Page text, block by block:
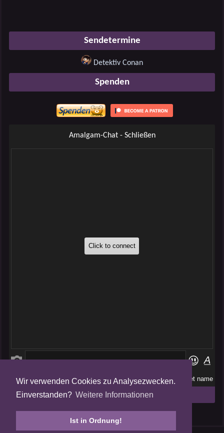
Wir verwenden Cookies zu Analysezwecken.
Einverstanden? Weitere Informationen
Ist in Ordnung!
Sendetermine
Detektiv Conan
Spenden
Amalgam-Chat - Schließen
Folge uns auf
Tweets by AmalgamFansubs